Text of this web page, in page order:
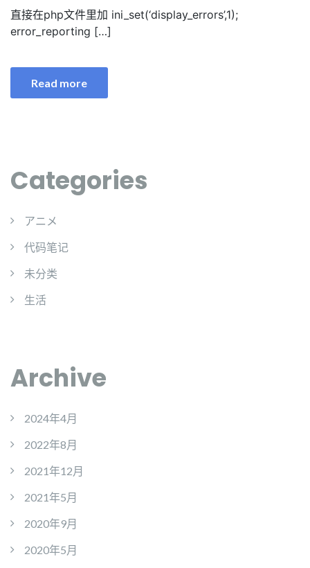
直接在php文件里加 ini_set(‘display_errors’,1);
error_reporting […]
Read more
Categories
アニメ
代码笔记
未分类
生活
Archive
2024年4月
2022年8月
2021年12月
2021年5月
2020年9月
2020年5月